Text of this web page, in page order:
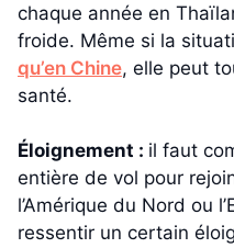
chaque année en
froide. Même si la
qu’en Chine, elle peut
santé.
Éloignement : il faut
entière de vol pour
l’Amérique du Nord ou
ressentir un certain